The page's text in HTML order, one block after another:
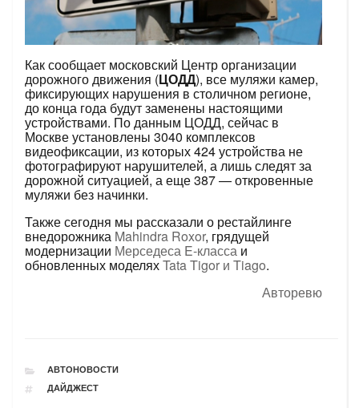
Как сообщает московский Центр организации
дорожного движения (ЦОДД), все муляжи камер,
фиксирующих нарушения в столичном регионе,
до конца года будут заменены настоящими
устройствами. По данным ЦОДД, сейчас в
Москве установлены 3040 комплексов
видеофиксации, из которых 424 устройства не
фотографируют нарушителей, а лишь следят за
дорожной ситуацией, а еще 387 — откровенные
муляжи без начинки.
Также сегодня мы рассказали о рестайлинге
внедорожника Mahindra Roxor, грядущей
модернизации Мерседеса E-класса и
обновленных моделяхTata Tigor и Tiago.
Авторевю
РУБРИКИ
АВТОНОВОСТИ
ТЕГИ
ДАЙДЖЕСТ